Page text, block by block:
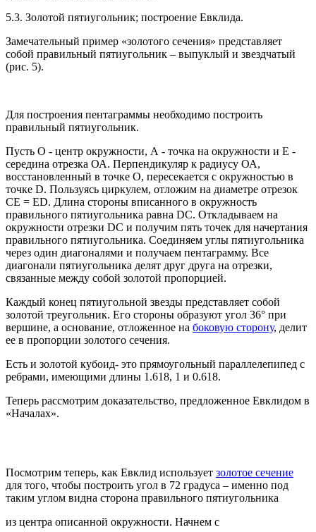
5.3. Золотой пятиугольник; построение Евклида.
Замечательный пример «золотого сечения» представляет
собой правильный пятиугольник – выпуклый и звездчатый
(рис. 5).
Для построения пентаграммы необходимо построить
правильный пятиугольник.
Пусть О - центр окружности, А - точка на окружности и Е -
середина отрезка ОА. Перпендикуляр к радиусу ОА,
восстановленный в точке О, пересекается с окружностью в
точке D. Пользуясь циркулем, отложим на диаметре отрезок
CE = ED. Длина стороны вписанного в окружность
правильного пятиугольника равна DC. Откладываем на
окружности отрезки DC и получим пять точек для начертания
правильного пятиугольника. Соединяем углы пятиугольника
через один диагоналями и получаем пентаграмму. Все
диагонали пятиугольника делят друг друга на отрезки,
связанные между собой золотой пропорцией.
Каждый конец пятиугольной звезды представляет собой
золотой треугольник. Его стороны образуют угол 36° при
вершине, а основание, отложенное на боковую сторону, делит
ее в пропорции золотого сечения.
Есть и золотой кубоид- это прямоугольный параллелепипед с
ребрами, имеющими длины 1.618, 1 и 0.618.
Теперь рассмотрим доказательство, предложенное Евклидом в
«Началах».
Посмотрим теперь, как Евклид использует золотое сечение
для того, чтобы построить угол в 72 градуса – именно под
таким углом видна сторона правильного пятиугольника
из центра описанной окружности. Начнем с